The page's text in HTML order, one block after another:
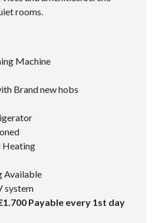
rooms.
Machine
Brand new hobs
Heating
Available
system
Payable every 1st day